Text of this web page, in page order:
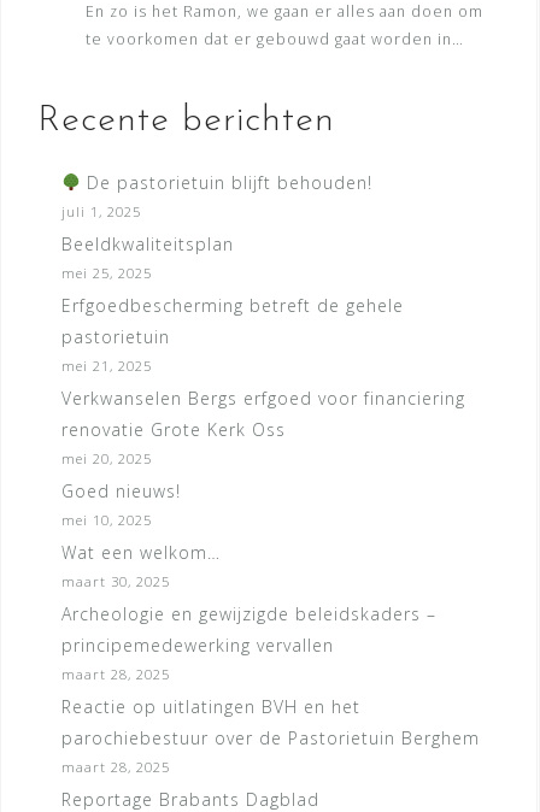
En zo is het Ramon, we gaan er alles aan doen om
te voorkomen dat er gebouwd gaat worden in…
Recente berichten
De pastorietuin blijft behouden!
juli 1, 2025
Beeldkwaliteitsplan
mei 25, 2025
Erfgoedbescherming betreft de gehele
pastorietuin
mei 21, 2025
Verkwanselen Bergs erfgoed voor financiering
renovatie Grote Kerk Oss
mei 20, 2025
Goed nieuws!
mei 10, 2025
Wat een welkom…
maart 30, 2025
Archeologie en gewijzigde beleidskaders –
principemedewerking vervallen
maart 28, 2025
Reactie op uitlatingen BVH en het
parochiebestuur over de Pastorietuin Berghem
maart 28, 2025
Reportage Brabants Dagblad